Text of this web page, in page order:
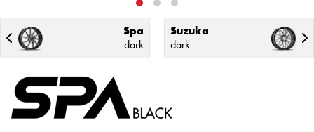
Spa
dark
Suzuka
dark